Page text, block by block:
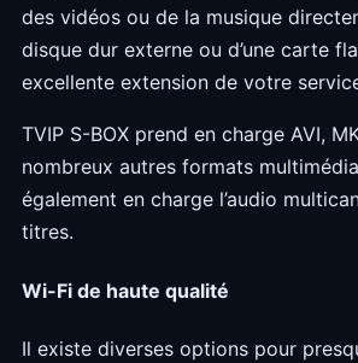
des vidéos ou de la musique
disque dur externe ou d’une carte
excellente extension de votre
TVIP S-BOX prend en charge AVI,
nombreux autres formats
également en charge l’audio
titres.
Wi-Fi de haute qualité
Il existe diverses options pour